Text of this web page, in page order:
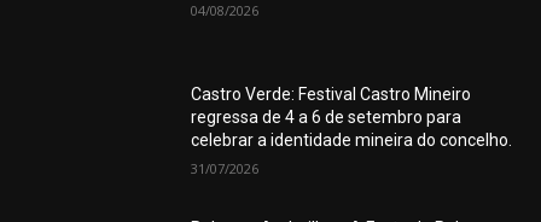
04/08/2026
Castro Verde: Festival Castro Mineiro
regressa de 4 a 6 de setembro para
celebrar a identidade mineira do concelho.
31/07/2026